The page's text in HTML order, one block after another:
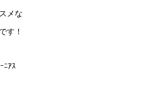
メな
す！
ﾆｱｽ